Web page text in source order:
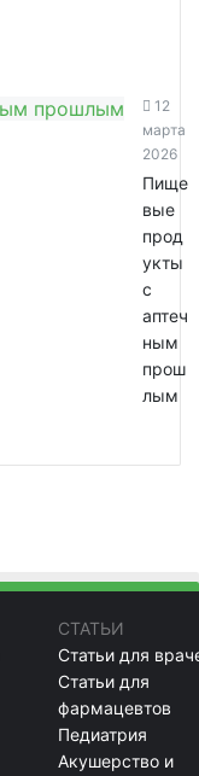
12
марта
2026
Пище
вые
прод
укты
с
аптеч
ным
прош
лым
СТАТЬИ
Статьи для
Статьи для
фармацевтов
Педиатрия
Акушерство и